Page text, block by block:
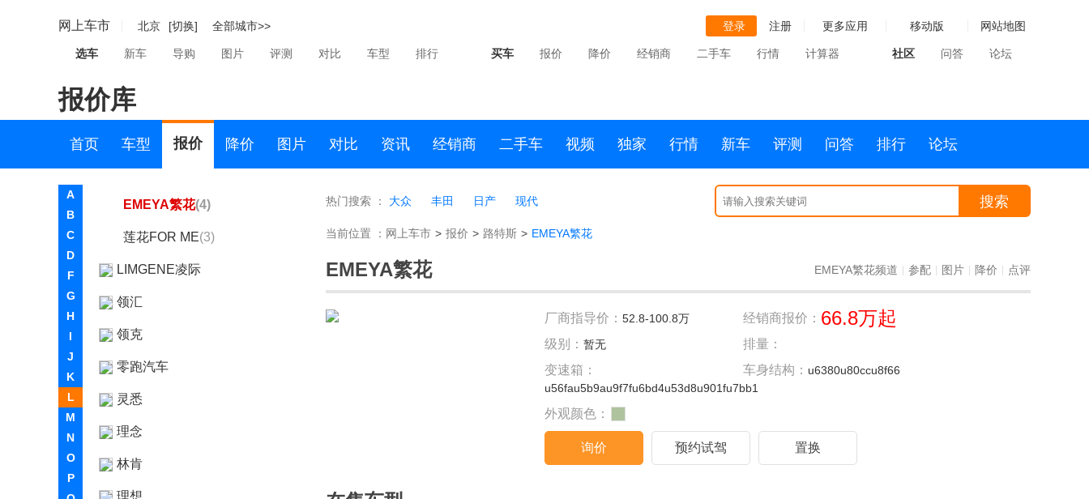
网上车市 北京 [切换] 全部城市>> 登录 注册 更多应用 移动版 网站地图
选车 新车 导购 图片 评测 对比 车型 排行 买车 报价 降价 经销商 二手车 行情 计算器 社区 问答 论坛
报价库
首页 车型 报价 降价 图片 对比 资讯 经销商 二手车 视频 独家 行情 新车 评测 问答 排行 论坛
A
B
C
D
F
G
H
I
J
K
L
M
N
O
P
Evija
Emira
ELETRE
EMEYA繁花(4)
莲花FOR ME(3)
LIMGENE凌际
领汇
领克
零跑汽车
灵悉
理念
林肯
理想
热门搜索 ： 大众 丰田 日产 现代 搜索
当前位置 ： 网上车市 > 报价 > 路特斯 > EMEYA繁花
EMEYA繁花 EMEYA繁花频道 参配 图片 降价 点评
厂商指导价： 52.8-100.8万 经销商报价： 66.8万起
级别： 暂无
排量：
变速箱：
u56fau5b9au9f7fu6bd4u53d8u901fu7bb1
车身结构： u6380u80ccu8f66
外观颜色：
询价 预约试驾 置换